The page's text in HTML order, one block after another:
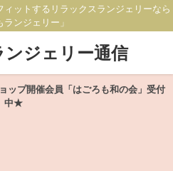
ットするリラックスランジェリーなら
ランジェリー」
ンジェリー通信
ップ開催会員「はごろも和の会」受付
中★